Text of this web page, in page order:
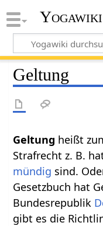
Yogawiki
Geltung
heißt
Strafrecht z. B.
mündig sind.
Gesetzbuch hat
Bundesrepublik
gibt es die